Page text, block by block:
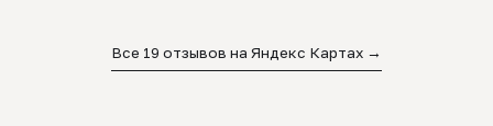
Все 19 отзывов на Яндекс Картах →